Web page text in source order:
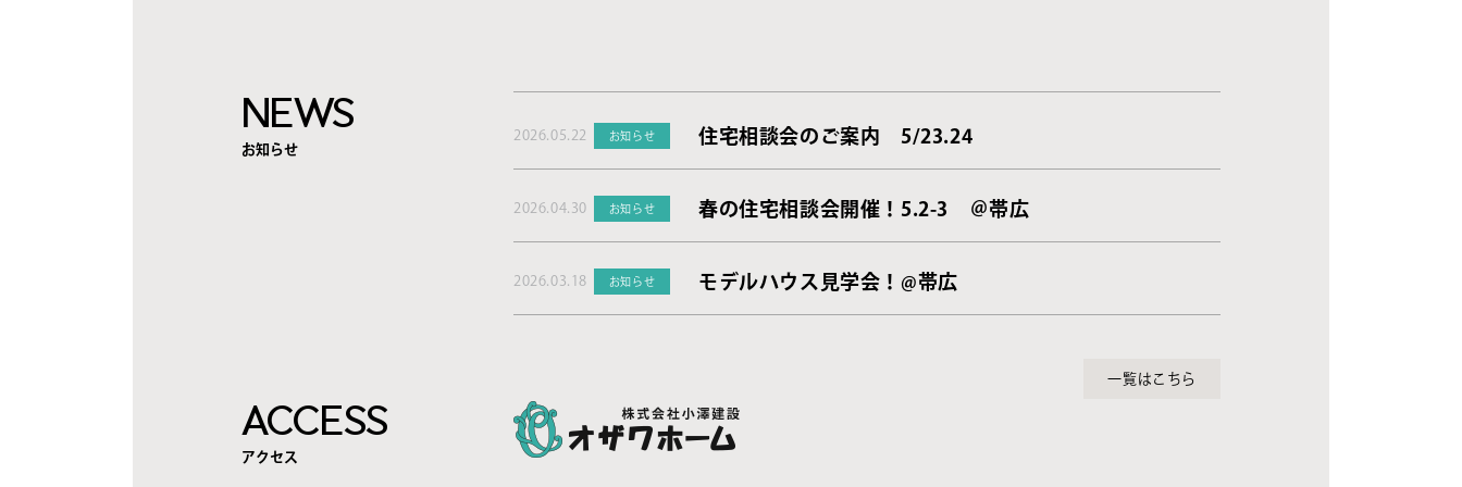
NEWS
お知らせ
2026.05.22 お知らせ 住宅相談会のご案内 5/23.24
2026.04.30 お知らせ 春の住宅相談会開催！5.2-3 ＠帯広
2026.03.18 お知らせ モデルハウス見学会！@帯広
一覧はこちら
ACCESS
アクセス